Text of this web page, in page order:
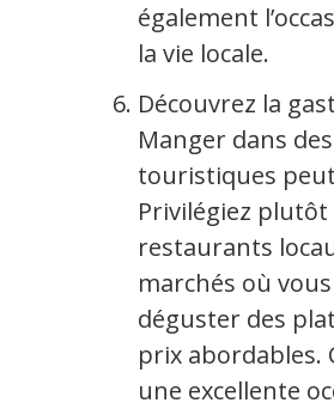
également
la vie locale.
Découvrez la
Manger dans
touristiques
Privilégiez
restaurants
marchés où
déguster des
prix abordables.
une excellente